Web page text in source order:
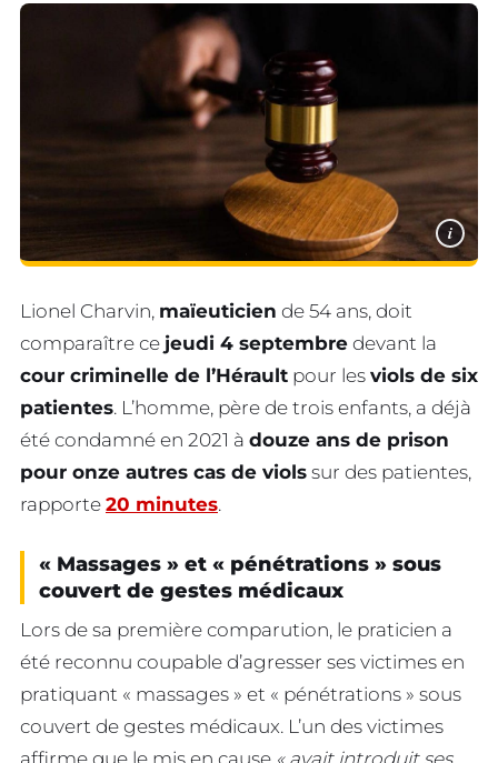
i
Lionel Charvin, maïeuticien de 54 ans, doit
comparaître ce jeudi 4 septembre devant la
cour criminelle de l’Hérault pour les viols de six
patientes. L’homme, père de trois enfants, a déjà
été condamné en 2021 à douze ans de prison
pour onze autres cas de viols sur des patientes,
rapporte 20 minutes.
« Massages » et « pénétrations » sous
couvert de gestes médicaux
Lors de sa première comparution, le praticien a
été reconnu coupable d’agresser ses victimes en
pratiquant « massages » et « pénétrations » sous
couvert de gestes médicaux. L’un des victimes
affirme que le mis en cause « avait introduit ses